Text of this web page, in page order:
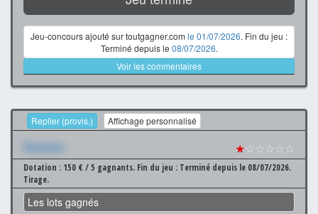
Jeu-concours ajouté sur toutgagner.com le 01/07/2026. Fin du jeu :
Terminé depuis le 08/07/2026.
Voir les commentaires
Replier (provis.) Affichage personnalisé
Xxxxxxx ★☆☆☆☆☆
Dotation : 150 € / 5 gagnants. Fin du jeu : Terminé depuis le 08/07/2026.
Tirage.
Les lots gagnés